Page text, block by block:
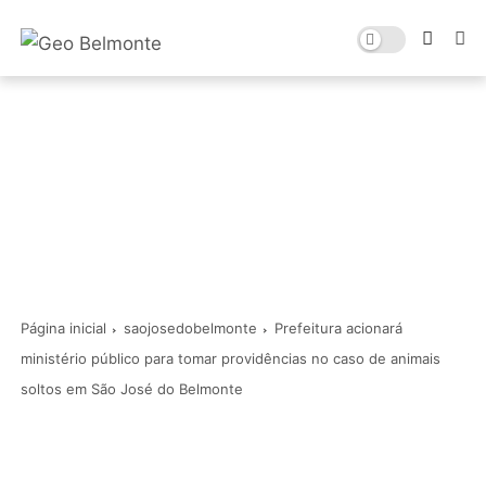
Página inicial saojosedobelmonte
Prefeitura acionará
ministério público para tomar providências no caso de animais
soltos em São José do Belmonte